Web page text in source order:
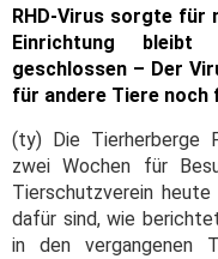
RHD-Virus sorgte für
Einrichtung bleibt
geschlossen – Der
für andere Tiere noch
(ty) Die Tierherberge
zwei Wochen für
Tierschutzverein
dafür sind, wie
in den vergangenen